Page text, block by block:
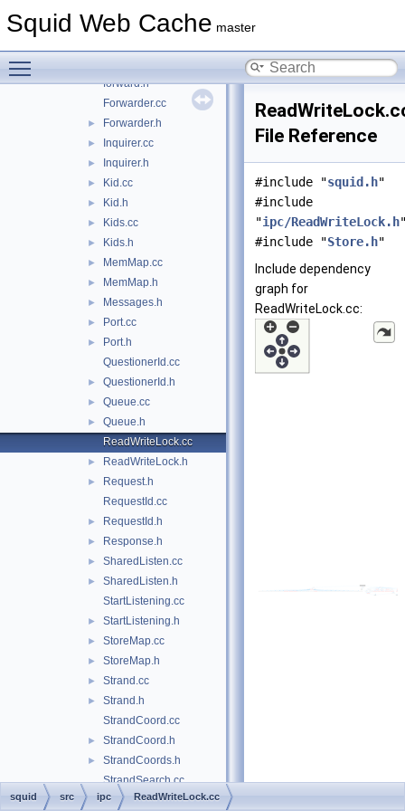
Squid Web Cache master
► Coordinator.h
forward.h
Forwarder.cc
► Forwarder.h
► Inquirer.cc
► Inquirer.h
► Kid.cc
► Kid.h
► Kids.cc
► Kids.h
► MemMap.cc
► MemMap.h
► Messages.h
► Port.cc
►
Port.h
QuestionerId.cc
► QuestionerId.h
► Queue.cc
►
Queue.h
ReadWriteLock.cc
► ReadWriteLock.h
►
Request.h
RequestId.cc
► RequestId.h
► Response.h
► SharedListen.cc
►
SharedListen.h
StartListening.cc
► StartListening.h
► StoreMap.cc
► StoreMap.h
► Strand.cc
►
Strand.h
StrandCoord.cc
► StrandCoord.h
►
StrandCoords.h
StrandSearch.cc
► StrandSearch.h
File Reference
#include "squid.h"
#include
"ipc/ReadWriteLock.h
#include "Store.h"
Include dependency
graph for
ReadWriteLock.cc:
squid src ipc ReadWriteLock.cc